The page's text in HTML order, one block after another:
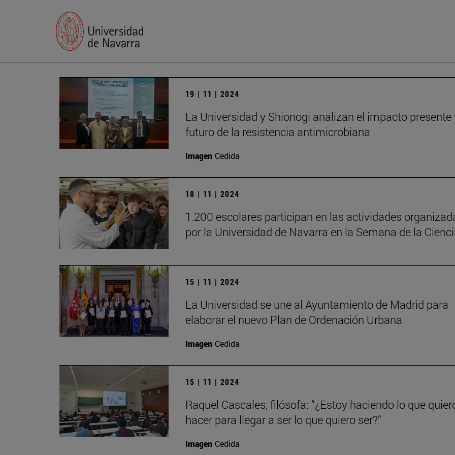
19 | 11 | 2024
La Universidad y Shionogi analizan el impacto presente
futuro de la resistencia antimicrobiana
Imagen Cedida
18 | 11 | 2024
1.200 escolares participan en las actividades
por la Universidad de Navarra en la Semana de la
15 | 11 | 2024
La Universidad se une al Ayuntamiento de Madrid para
elaborar el nuevo Plan de Ordenación Urbana
Imagen Cedida
15 | 11 | 2024
Raquel Cascales, filósofa: “¿Estoy haciendo lo que
hacer para llegar a ser lo que quiero ser?”
Imagen Cedida